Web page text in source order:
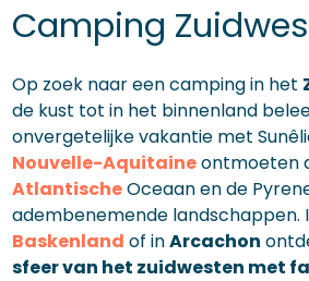
Camping
Op zoek naar een camping in het
de kust tot in het binnenland
onvergetelijke vakantie met
Nouvelle-Aquitaineontmoeten
AtlantischeOceaan en de
adembenemende landschappen.
Baskenland of inArcachon
sfeer van het zuidwesten met